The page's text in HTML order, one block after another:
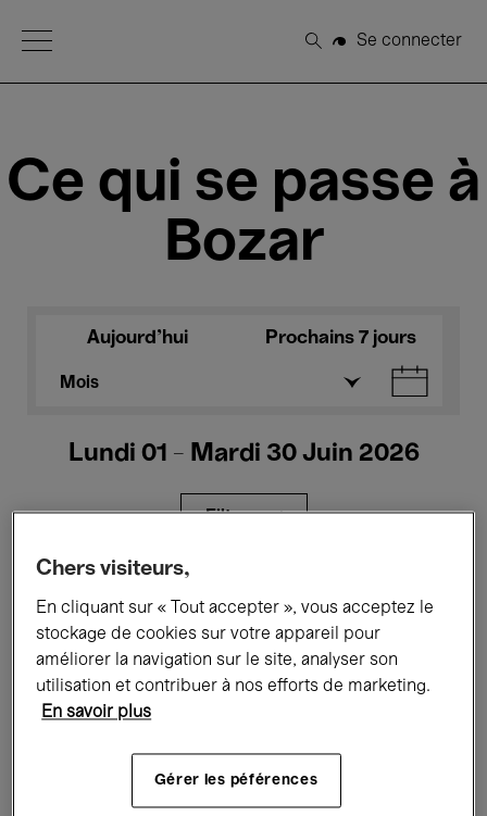
Open Menu
Rechercher
Se connecter
Ce qui se passe à
Bozar
Aujourd'hui Prochains 7 jours
Mois
Lundi 01 - Mardi 30 Juin 2026
Filtres
Expositions Films Performances
Rencontres & Débats Jazz
Musique électronique
Chers visiteurs,
En cliquant sur « Tout accepter », vous acceptez le
stockage de cookies sur votre appareil pour
améliorer la navigation sur le site, analyser son
utilisation et contribuer à nos efforts de marketing.
En savoir plus
Gérer les péférences